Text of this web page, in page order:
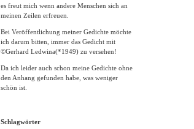
es freut mich wenn andere Menschen sich an
meinen Zeilen erfreuen.
Bei Veröffentlichung meiner Gedichte möchte
ich darum bitten, immer das Gedicht mit
©Gerhard Ledwina(*1949) zu versehen!
Da ich leider auch schon meine Gedichte ohne
den Anhang gefunden habe, was weniger
schön ist.
Schlagwörter